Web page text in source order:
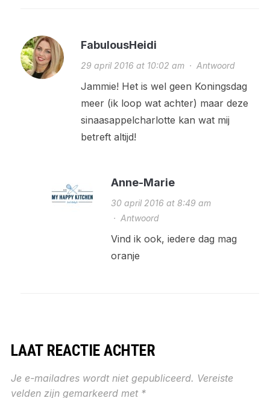
FabulousHeidi
29 april 2016 at 10:02 am· Antwoord
Jammie! Het is wel geen Koningsdag
meer (ik loop wat achter) maar deze
sinaasappelcharlotte kan wat mij
betreft altijd!
Anne-Marie
30 april 2016 at 8:49 am
· Antwoord
Vind ik ook, iedere dag mag
oranje
LAAT REACTIE ACHTER
Je e-mailadres wordt niet gepubliceerd. Vereiste
velden zijn gemarkeerd met *